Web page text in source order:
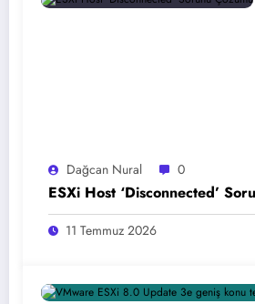
Dağcan Nural 0
ESXi Host ‘Disconnected’
11 Temmuz 2026